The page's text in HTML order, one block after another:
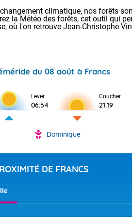
climatique, nos forêts
la Météo des forêts, cet outil qui
où l'on retrouve Jean-Christophe
du 08 août à Francs
Lever
06:54
Coucher
21:19
Dominique
DE FRANCS
Voici les
: 34 Lyon :
Rennes : 33
36 Nice : 32
circulent en
installées